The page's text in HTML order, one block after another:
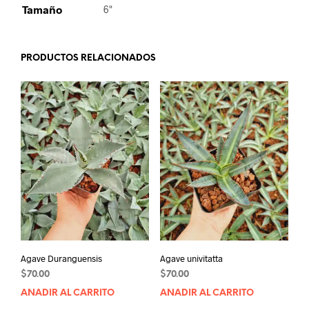
Tamaño 6"
PRODUCTOS RELACIONADOS
Agave Duranguensis
$70.00
AÑADIR AL CARRITO
Agave univitatta
$70.00
AÑADIR AL CARRITO